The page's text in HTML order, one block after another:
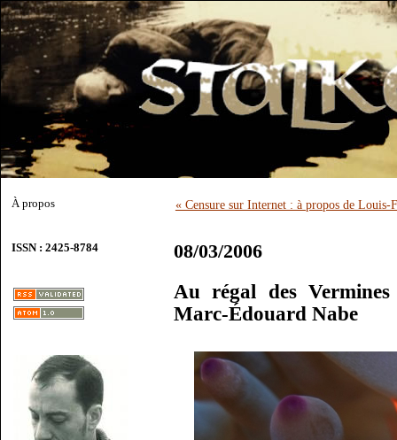
À propos
ISSN : 2425-8784
« Censure sur Internet : à propos de
08/03/2006
Au régal des
Marc-Édouard Nabe